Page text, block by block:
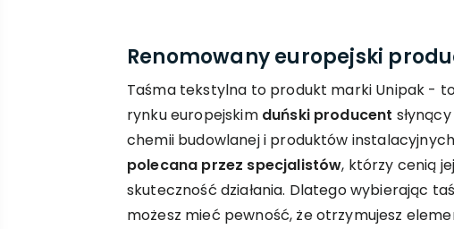
Renomowany europejski
Taśma tekstylna to produkt marki Unipak -
rynku europejskim duński producent
chemii budowlanej i produktów
polecana przez specjalistów, którzy cenią
skuteczność działania. Dlatego wybierając
możesz mieć pewność, że otrzymujesz